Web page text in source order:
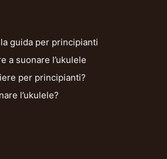
guida per principianti
a suonare l’ukulele
per principianti?
l’ukulele?